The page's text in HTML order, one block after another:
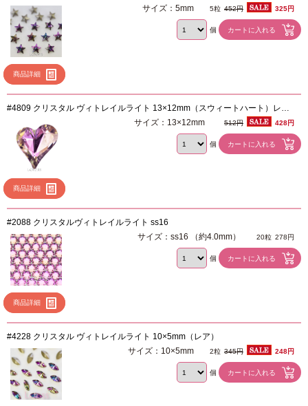
異なります
商品詳細
サイズ：5mm 5粒 452円 325円
個
#4809 クリスタル ヴィトレイルライト 13×12mm（スウィートハート）レア
商品詳細
サイズ：13×12mm 512円 428円
個
#2088 クリスタルヴィトレイルライト ss16
商品詳細
サイズ：ss16 （約4.0mm） 20粒 278円
個
#4228 クリスタル ヴィトレイルライト 10×5mm（レア）
サイズ：10×5mm 2粒 345円 248円
個